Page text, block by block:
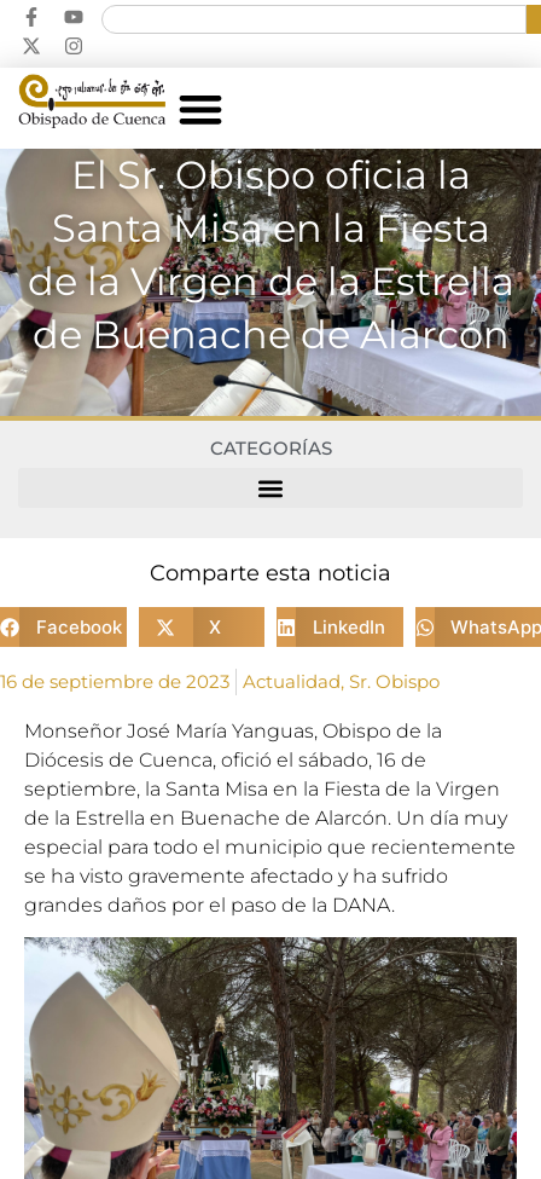
El Sr. Obispo oficia la
Santa Misa en la Fiesta
de la Virgen de la Estrella
de Buenache de Alarcón
CATEGORÍAS
Comparte esta noticia
Facebook X LinkedIn WhatsApp
16 de septiembre de 2023 Actualidad, Sr. Obispo
Monseñor José María Yanguas, Obispo de la
Diócesis de Cuenca, ofició el sábado, 16 de
septiembre, la Santa Misa en la Fiesta de la Virgen
de la Estrella en Buenache de Alarcón. Un día muy
especial para todo el municipio que recientemente
se ha visto gravemente afectado y ha sufrido
grandes daños por el paso de la DANA.